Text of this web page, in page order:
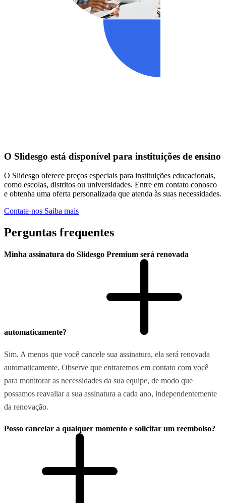
O Slidesgo está disponível para instituições de ensino
O Slidesgo oferece preços especiais para instituições educacionais,
como escolas, distritos ou universidades. Entre em contato conosco
e obtenha uma oferta personalizada que atenda às suas necessidades.
Contate-nos Saiba mais
Perguntas frequentes
Minha assinatura do Slidesgo Premium será renovada
automaticamente?
Sim. A menos que você cancele sua assinatura, ela será renovada
automaticamente. Observe que entraremos em contato com você
para monitorar as necessidades da sua equipe, de modo que
possamos reavaliar a sua assinatura a cada ano, independentemente
da renovação.
Posso cancelar a qualquer momento e solicitar um reembolso?